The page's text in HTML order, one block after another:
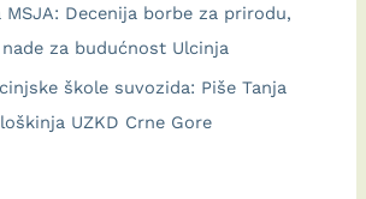
MSJA: Decenija borbe za prirodu,
za budućnost Ulcinja
škole suvozida: Piše Tanja
UZKD Crne Gore